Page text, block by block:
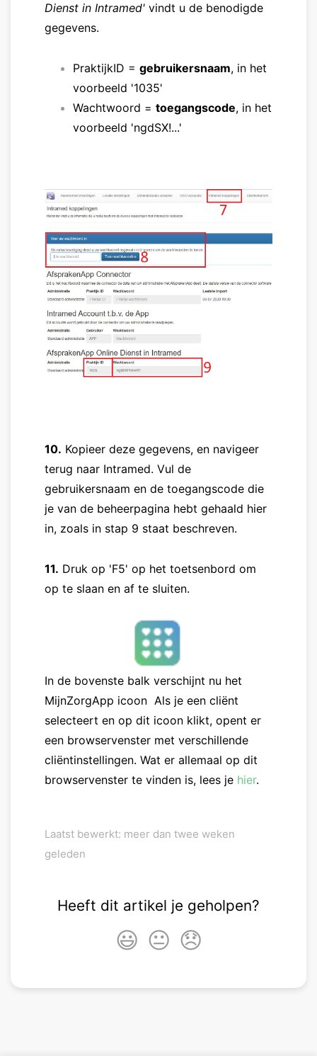
Dienst in Intramed' vindt u de benodigde
gegevens.
PraktijkID = gebruikersnaam, in het
voorbeeld '1035'
Wachtwoord = toegangscode, in het
voorbeeld 'ngdSX!...'
10. Kopieer deze gegevens, en navigeer
terug naar Intramed. Vul de
gebruikersnaam en de toegangscode die
je van de beheerpagina hebt gehaald hier
in, zoals in stap 9 staat beschreven.
11. Druk op 'F5' op het toetsenbord om
op te slaan en af te sluiten.
In de bovenste balk verschijnt nu het
MijnZorgApp icoon Als je een cliënt
selecteert en op dit icoon klikt, opent er
een browservenster met verschillende
cliëntinstellingen. Wat er allemaal op dit
browservenster te vinden is, lees je hier.
Laatst bewerkt: meer dan twee weken
geleden
Heeft dit artikel je geholpen?
😃 😐 😞